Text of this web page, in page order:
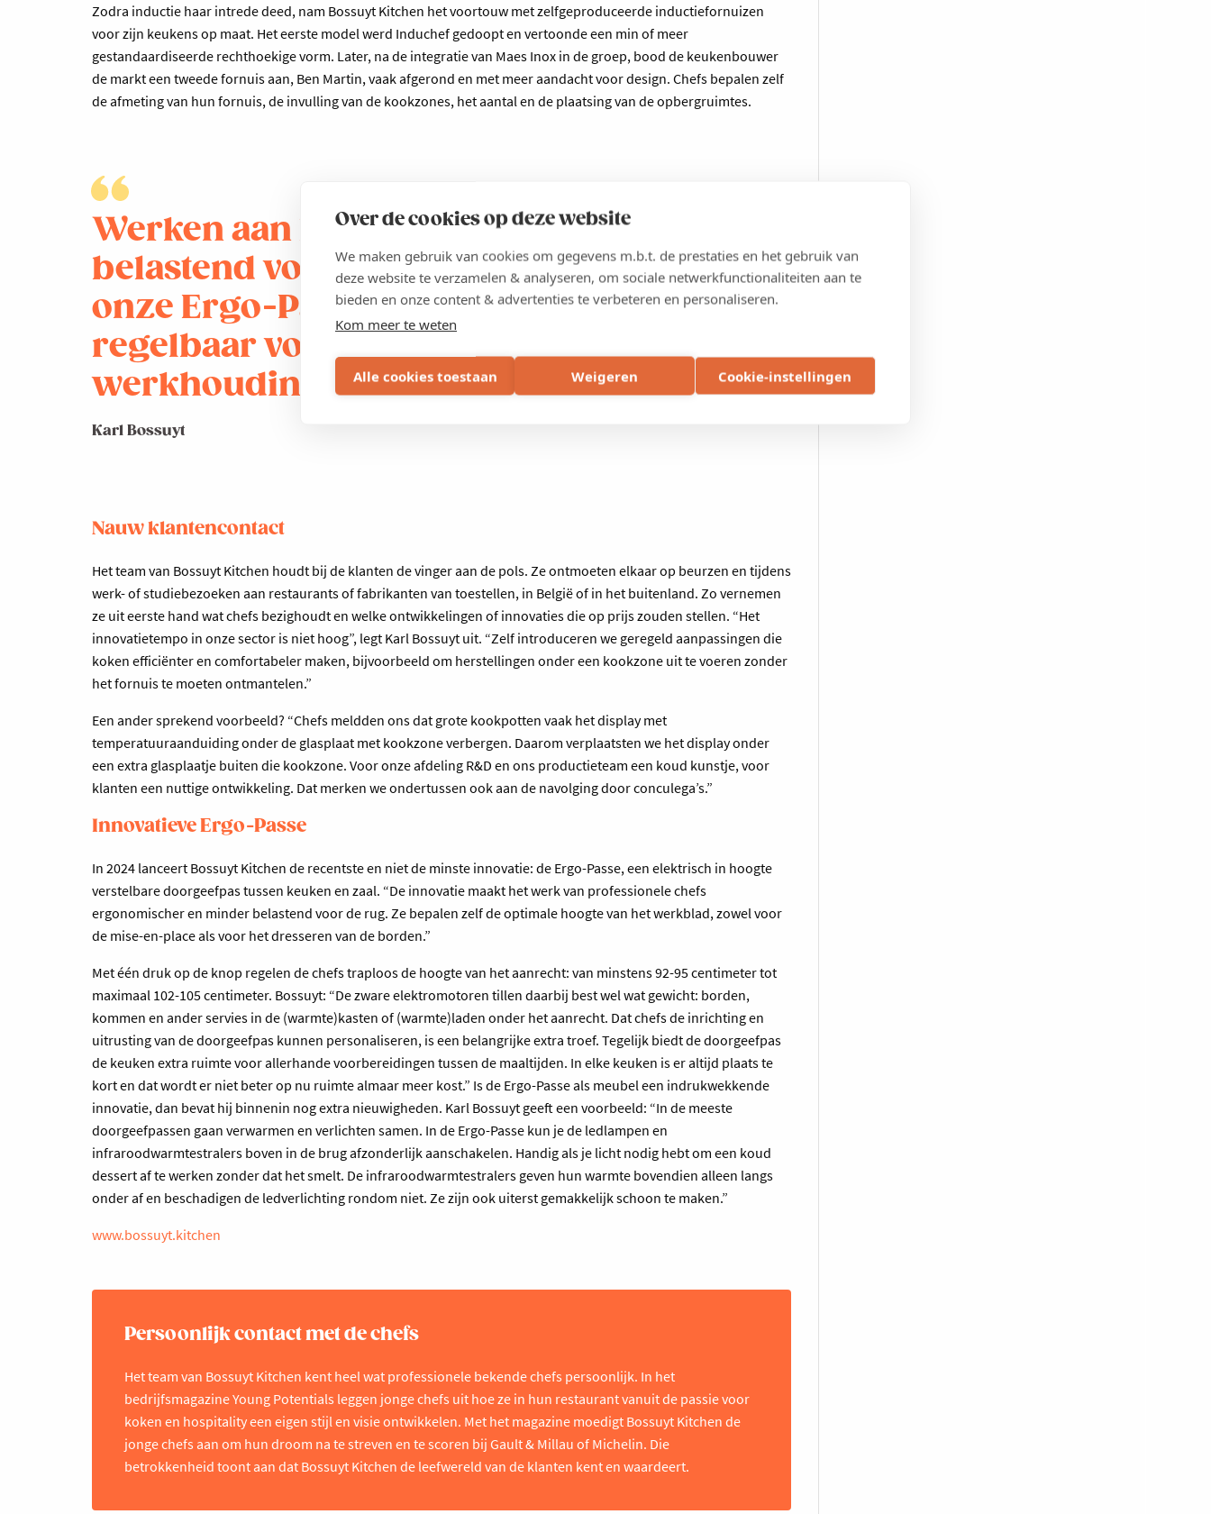
Over de cookies op deze website
We maken gebruik van cookies om gegevens m.b.t. de prestaties en het gebruik van
deze website te verzamelen & analyseren, om sociale netwerkfunctionaliteiten aan te
bieden en onze content & advertenties te verbeteren en personaliseren.
Kom meer te weten
Alle cookies toestaan Weigeren Cookie-instellingen
Zodra inductie haar intrede deed, nam Bossuyt Kitchen het voortouw met zelfgeproduceerde inductiefornuizen
voor zijn keukens op maat. Het eerste model werd Induchef gedoopt en vertoonde een min of meer
gestandaardiseerde rechthoekige vorm. Later, na de integratie van Maes Inox in de groep, bood de keukenbouwer
de markt een tweede fornuis aan, Ben Martin, vaak afgerond en met meer aandacht voor design. Chefs bepalen zelf
de afmeting van hun fornuis, de invulling van de kookzones, het aantal en de plaatsing van de opbergruimtes.
Werken aan lage doorgeefpassen is
belastend voor de rug. De hoogte van
onze Ergo-Passe is traploos elektrisch
regelbaar voor een optimale
werkhouding.
Karl Bossuyt
Nauw klantencontact
Het team van Bossuyt Kitchen houdt bij de klanten de vinger aan de pols. Ze ontmoeten elkaar op beurzen en tijdens
werk- of studiebezoeken aan restaurants of fabrikanten van toestellen, in België of in het buitenland. Zo vernemen
ze uit eerste hand wat chefs bezighoudt en welke ontwikkelingen of innovaties die op prijs zouden stellen. “Het
innovatietempo in onze sector is niet hoog”, legt Karl Bossuyt uit. “Zelf introduceren we geregeld aanpassingen die
koken efficiënter en comfortabeler maken, bijvoorbeeld om herstellingen onder een kookzone uit te voeren zonder
het fornuis te moeten ontmantelen.”
Een ander sprekend voorbeeld? “Chefs meldden ons dat grote kookpotten vaak het display met
temperatuuraanduiding onder de glasplaat met kookzone verbergen. Daarom verplaatsten we het display onder
een extra glasplaatje buiten die kookzone. Voor onze afdeling R&D en ons productieteam een koud kunstje, voor
klanten een nuttige ontwikkeling. Dat merken we ondertussen ook aan de navolging door conculega’s.”
Innovatieve Ergo-Passe
In 2024 lanceert Bossuyt Kitchen de recentste en niet de minste innovatie: de Ergo-Passe, een elektrisch in hoogte
verstelbare doorgeefpas tussen keuken en zaal. “De innovatie maakt het werk van professionele chefs
ergonomischer en minder belastend voor de rug. Ze bepalen zelf de optimale hoogte van het werkblad, zowel voor
de mise-en-place als voor het dresseren van de borden.”
Met één druk op de knop regelen de chefs traploos de hoogte van het aanrecht: van minstens 92-95 centimeter tot
maximaal 102-105 centimeter. Bossuyt: “De zware elektromotoren tillen daarbij best wel wat gewicht: borden,
kommen en ander servies in de (warmte)kasten of (warmte)laden onder het aanrecht. Dat chefs de inrichting en
uitrusting van de doorgeefpas kunnen personaliseren, is een belangrijke extra troef. Tegelijk biedt de doorgeefpas
de keuken extra ruimte voor allerhande voorbereidingen tussen de maaltijden. In elke keuken is er altijd plaats te
kort en dat wordt er niet beter op nu ruimte almaar meer kost.” Is de Ergo-Passe als meubel een indrukwekkende
innovatie, dan bevat hij binnenin nog extra nieuwigheden. Karl Bossuyt geeft een voorbeeld: “In de meeste
doorgeefpassen gaan verwarmen en verlichten samen. In de Ergo-Passe kun je de ledlampen en
infraroodwarmtestralers boven in de brug afzonderlijk aanschakelen. Handig als je licht nodig hebt om een koud
dessert af te werken zonder dat het smelt. De infraroodwarmtestralers geven hun warmte bovendien alleen langs
onder af en beschadigen de ledverlichting rondom niet. Ze zijn ook uiterst gemakkelijk schoon te maken.”
www.bossuyt.kitchen
Persoonlijk contact met de chefs
Het team van Bossuyt Kitchen kent heel wat professionele bekende chefs persoonlijk. In het
bedrijfsmagazine Young Potentials leggen jonge chefs uit hoe ze in hun restaurant vanuit de passie voor
koken en hospitality een eigen stijl en visie ontwikkelen. Met het magazine moedigt Bossuyt Kitchen de
jonge chefs aan om hun droom na te streven en te scoren bij Gault & Millau of Michelin. Die
betrokkenheid toont aan dat Bossuyt Kitchen de leefwereld van de klanten kent en waardeert.